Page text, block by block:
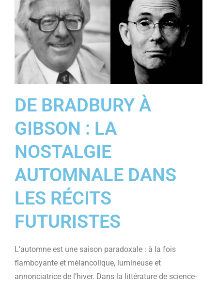
DE BRADBURY À
GIBSON : LA
NOSTALGIE
AUTOMNALE DANS
LES RÉCITS
FUTURISTES
L’automne est une saison paradoxale : à la fois
flamboyante et mélancolique, lumineuse et
annonciatrice de l’hiver. Dans la littérature de science-